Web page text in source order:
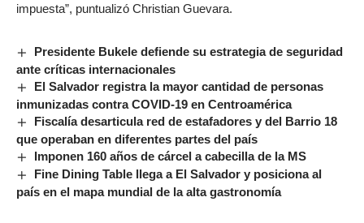
impuesta”, puntualizó Christian Guevara.
Presidente Bukele defiende su estrategia de seguridad
ante críticas internacionales
El Salvador registra la mayor cantidad de personas
inmunizadas contra COVID-19 en Centroamérica
Fiscalía desarticula red de estafadores y del Barrio 18
que operaban en diferentes partes del país
Imponen 160 años de cárcel a cabecilla de la MS
Fine Dining Table llega a El Salvador y posiciona al
país en el mapa mundial de la alta gastronomía